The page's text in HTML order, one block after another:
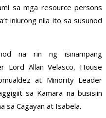
sa mga resource persons
iniurong nila ito sa susunod
na rin ng isinampang
Lord Allan Velasco, House
at Minority Leader
sa Kamara na busisiin
sa Cagayan at Isabela.